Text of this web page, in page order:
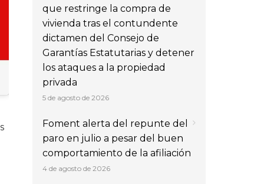
que restringe la compra de
vivienda tras el contundente
dictamen del Consejo de
Garantías Estatutarias y detener
los ataques a la propiedad
privada
5 de agosto de 2026
Foment alerta del repunte del
paro en julio a pesar del buen
comportamiento de la afiliación
4 de agosto de 2026